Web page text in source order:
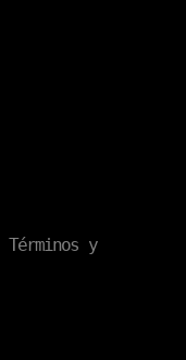
Términos y